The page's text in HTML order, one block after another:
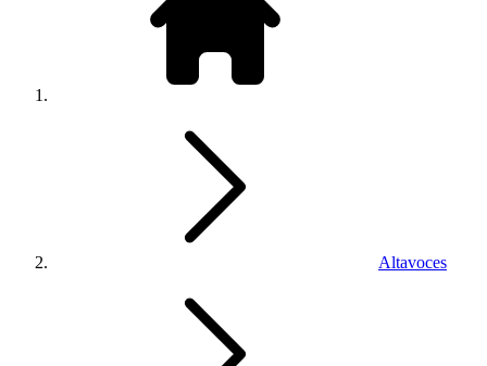
Altavoces